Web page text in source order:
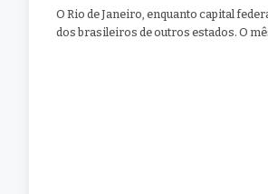
O Rio de Janeiro, enquanto capital
dos brasileiros de outros estados. O